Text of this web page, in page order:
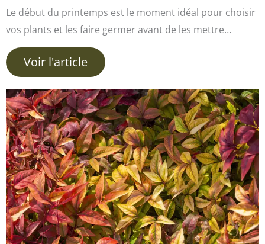
Le début du printemps est le moment idéal pour choisir
vos plants et les faire germer avant de les mettre…
Voir l'article